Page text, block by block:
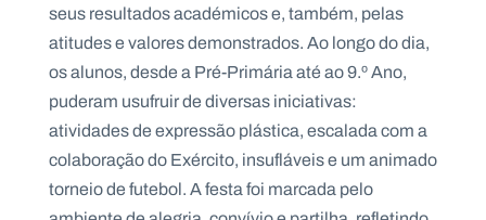
seus resultados académicos e, também, pelas
atitudes e valores demonstrados. Ao longo do dia,
os alunos, desde a Pré-Primária até ao 9.º Ano,
puderam usufruir de diversas iniciativas:
atividades de expressão plástica, escalada com a
colaboração do Exército, insufláveis e um animado
torneio de futebol. A festa foi marcada pelo
A
g
e
n
d
a
o
n
t
a
c
t
o
s